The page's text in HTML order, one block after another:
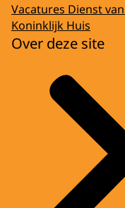
Vacatures Dienst
Koninklijk Huis
Over deze site